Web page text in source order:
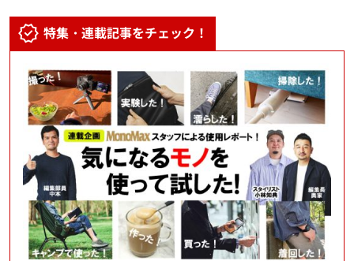
特集・連載記事をチェック！